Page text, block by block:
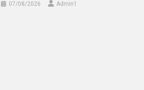
07/08/2026 Admin​1